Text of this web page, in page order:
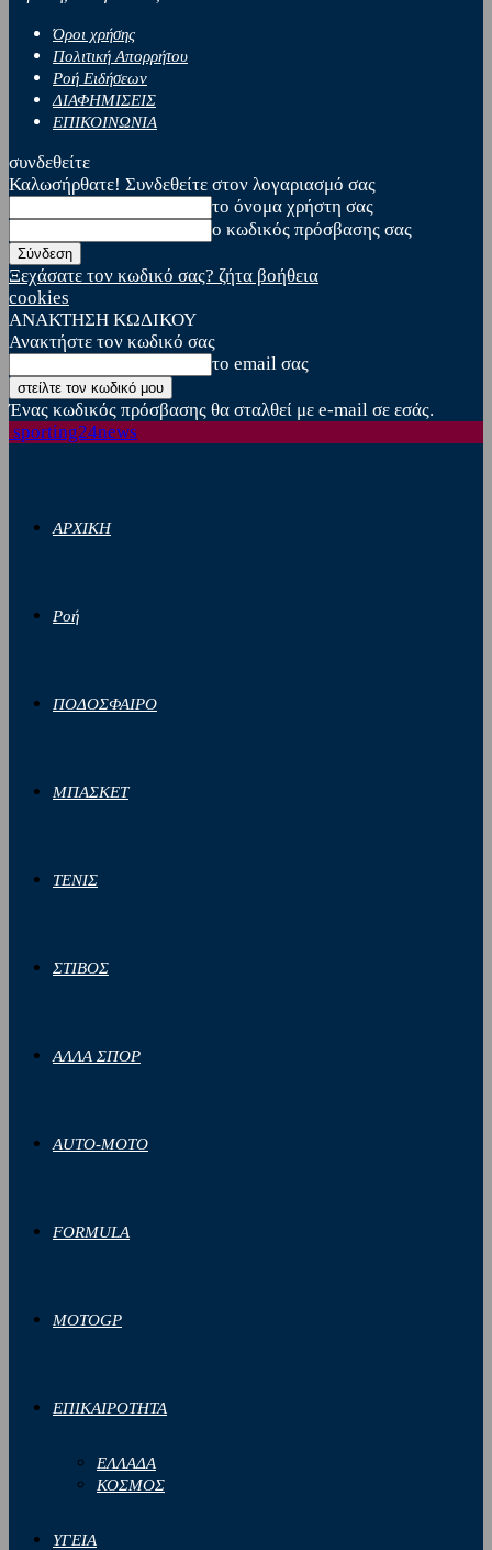
Όροι χρήσης
Πολιτική Απορρήτου
Ροή Ειδήσεων
ΔΙΑΦΗΜΙΣΕΙΣ
ΕΠΙΚΟΙΝΩΝΙΑ
συνδεθείτε
Καλωσήρθατε! Συνδεθείτε στον λογαριασμό σας
το όνομα χρήστη σας
ο κωδικός πρόσβασης σας
Ξεχάσατε τον κωδικό σας? ζήτα βοήθεια
cookies
ΑΝΑΚΤΗΣΗ ΚΩΔΙΚΟΥ
Ανακτήστε τον κωδικό σας
το email σας
Ένας κωδικός πρόσβασης θα σταλθεί με e-mail σε εσάς.
sporting24news
ΑΡΧΙΚΗ
Ροή
ΠΟΔΟΣΦΑΙΡΟ
ΜΠΑΣΚΕΤ
ΤΕΝΙΣ
ΣΤΙΒΟΣ
ΑΛΛΑ ΣΠΟΡ
AUTO-MOTO
FORMULA
MOTOGP
ΕΠΙΚΑΙΡΟΤΗΤΑ
ΕΛΛΑΔΑ
ΚΟΣΜΟΣ
ΥΓΕΙΑ